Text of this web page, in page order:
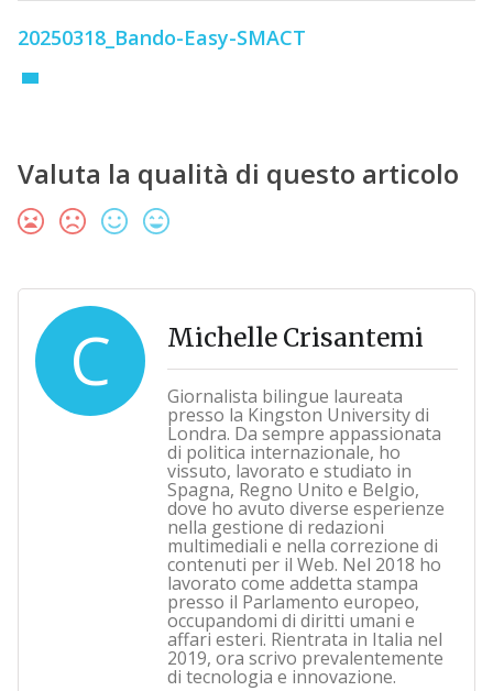
20250318_Bando-Easy-SMACT
Valuta la qualità di questo articolo
C Michelle Crisantemi
Giornalista bilingue laureata
presso la Kingston University di
Londra. Da sempre appassionata
di politica internazionale, ho
vissuto, lavorato e studiato in
Spagna, Regno Unito e Belgio,
dove ho avuto diverse esperienze
nella gestione di redazioni
multimediali e nella correzione di
contenuti per il Web. Nel 2018 ho
lavorato come addetta stampa
presso il Parlamento europeo,
occupandomi di diritti umani e
affari esteri. Rientrata in Italia nel
2019, ora scrivo prevalentemente
di tecnologia e innovazione.